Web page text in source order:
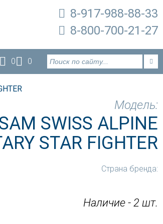
8-917-988-88-33
8-800-700-21-27
0 0
Модель:
SWISS ALPINE
STAR FIGHTER
Страна бренда:
Наличие - 2 шт.